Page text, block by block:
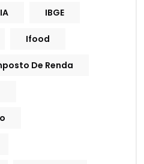
IA IBGE
Ifood
De Renda